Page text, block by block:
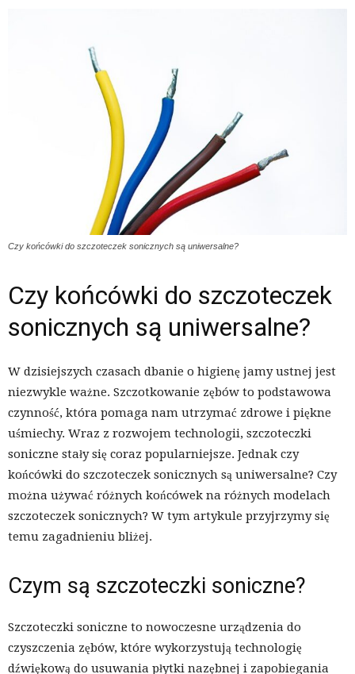
Czy końcówki do szczoteczek sonicznych są uniwersalne?
Czy końcówki do szczoteczek
sonicznych są uniwersalne?
W dzisiejszych czasach dbanie o higienę jamy ustnej jest
niezwykle ważne. Szczotkowanie zębów to podstawowa
czynność, która pomaga nam utrzymać zdrowe i piękne
uśmiechy. Wraz z rozwojem technologii, szczoteczki
soniczne stały się coraz popularniejsze. Jednak czy
końcówki do szczoteczek sonicznych są uniwersalne? Czy
można używać różnych końcówek na różnych modelach
szczoteczek sonicznych? W tym artykule przyjrzymy się
temu zagadnieniu bliżej.
Czym są szczoteczki soniczne?
Szczoteczki soniczne to nowoczesne urządzenia do
czyszczenia zębów, które wykorzystują technologię
dźwiękową do usuwania płytki nazębnej i zapobiegania